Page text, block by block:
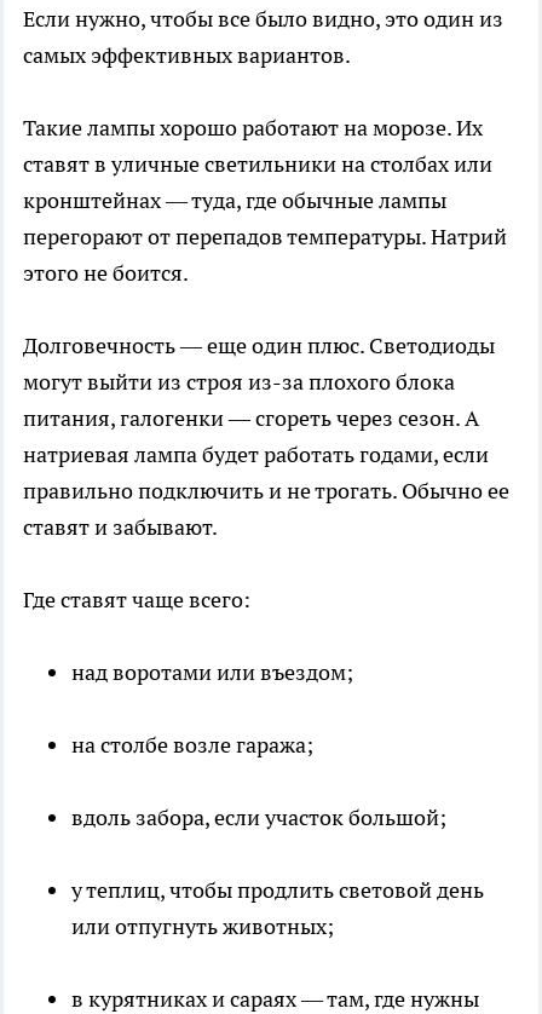
Если нужно, чтобы все было видно, это один из
самых эффективных вариантов.
Такие лампы хорошо работают на морозе. Их
ставят в уличные светильники на столбах или
кронштейнах — туда, где обычные лампы
перегорают от перепадов температуры. Натрий
этого не боится.
Долговечность — еще один плюс. Светодиоды
могут выйти из строя из-за плохого блока
питания, галогенки — сгореть через сезон. А
натриевая лампа будет работать годами, если
правильно подключить и не трогать. Обычно ее
ставят и забывают.
Где ставят чаще всего:
над воротами или въездом;
на столбе возле гаража;
вдоль забора, если участок большой;
у теплиц, чтобы продлить световой день
или отпугнуть животных;
в курятниках и сараях — там, где нужны